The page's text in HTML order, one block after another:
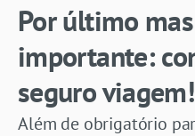
Por último
importante:
seguro viagem!
Além de obrigatório